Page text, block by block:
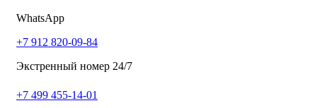
WhatsApp
+7 912 820-09-84
Экстренный номер 24/7
+7 499 455-14-01